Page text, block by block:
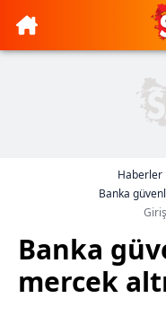
Haberler
Banka
Banka
mercek